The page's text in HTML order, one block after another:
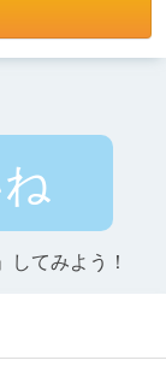
してみよう！